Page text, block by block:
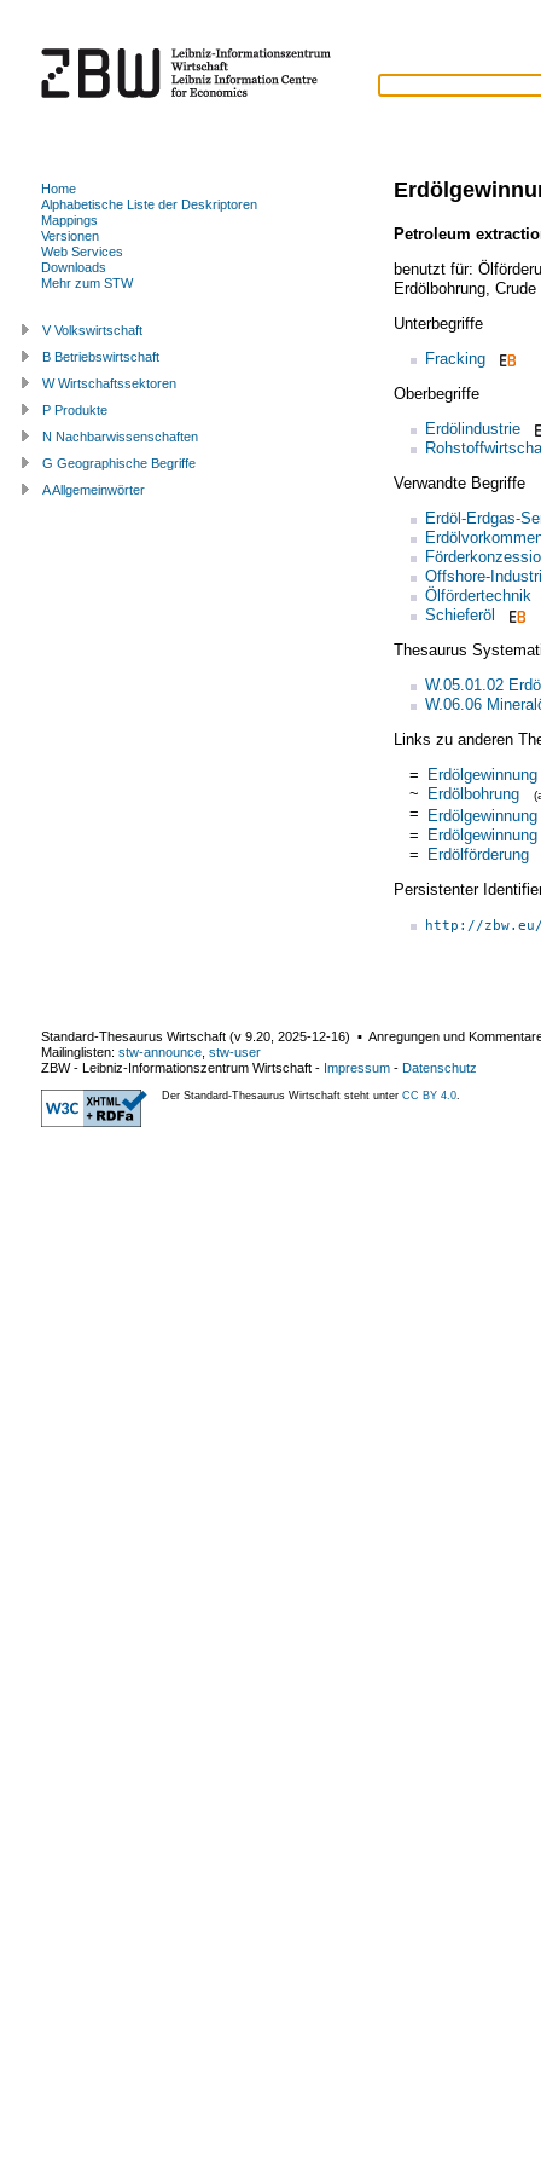
Petroleum
benutzt für:
Erdölbohrung, Crude
Unterbegriffe
Fracking
Oberbegriffe
Erdölindustrie
Verwandte Begriffe
Erdöl-Erdgas-
Offshore-
Ölfördertechnik
Schieferöl
Thesaurus
W.05.01.02
W.06.06
Links zu anderen
= Erdölgewinnung
~ Erdölbohrung
= Erdölgewinnung
= Erdölgewinnung
= Erdölförderung
Persistenter
http://
Home
Alphabetische Liste der Deskriptoren
Mappings
Versionen
Web Services
Downloads
Mehr zum STW
V Volkswirtschaft
B Betriebswirtschaft
W Wirtschaftssektoren
P Produkte
N Nachbarwissenschaften
G Geographische Begriffe
A Allgemeinwörter
Standard-Thesaurus Wirtschaft (v 9.20 2025-12-16) ▪ Anregungen und
Mailinglisten: stw-announce stw-user
ZBW - Leibniz-Informationszentrum Wirtschaft - Impressum - Datenschutz
Der Standard-Thesaurus Wirtschaft steht unter CC BY 4.0